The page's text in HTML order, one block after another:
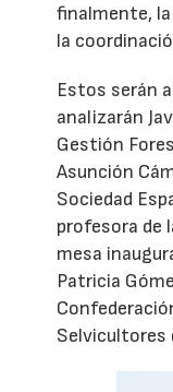
finalmente, la
la
Estos serán
analizarán
Gestión
Asunción
Sociedad
profesora de
mesa
Patricia
Selvicultores